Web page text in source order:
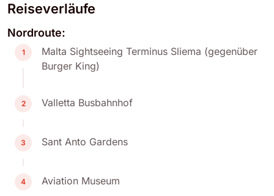
Reiseverläufe
Nordroute:
1
Malta Sightseeing Terminus Sliema (gegenüber
Burger King)
2 Valletta Busbahnhof
3 Sant Anto Gardens
4 Aviation Museum